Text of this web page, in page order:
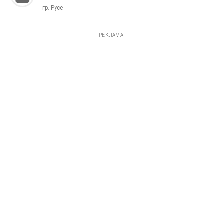
гр. Русе
РЕКЛАМА